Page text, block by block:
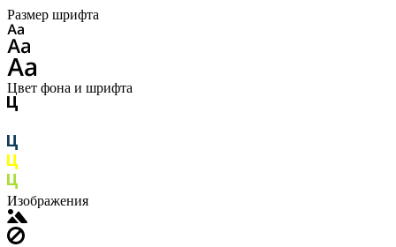
Размер шрифта
Цвет фона и шрифта
Изображения